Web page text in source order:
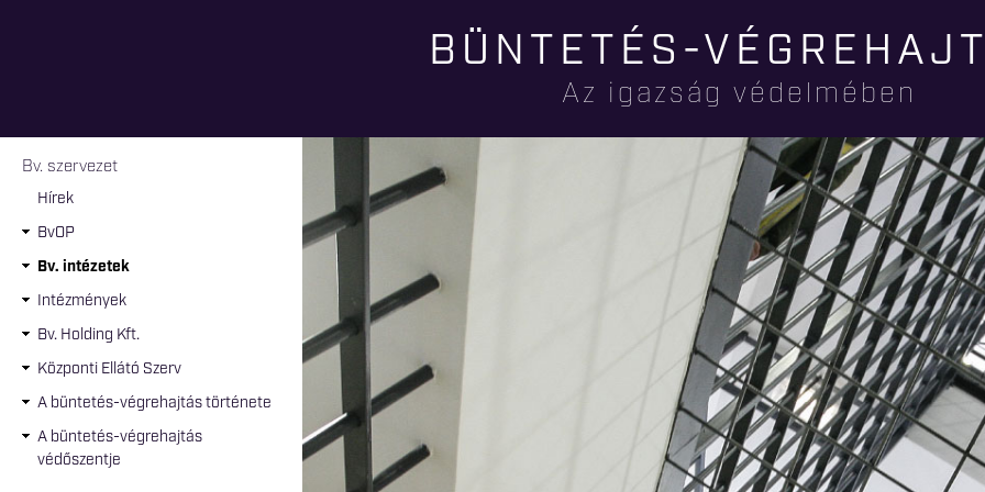
tartalomra
BÜNTETÉS-
Az igazság védelmében
Jelenlegi hely
Bv. szervezet
Hírek
BvOP
Bv. intézetek
Intézmények
Bv. Holding Kft.
Központi Ellátó Szerv
A büntetés-végrehajtás története
A büntetés-végrehajtás
védőszentje